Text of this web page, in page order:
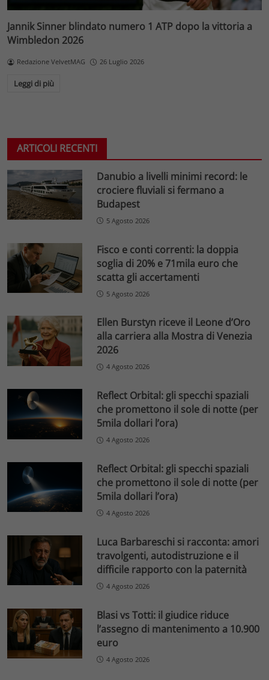
Jannik Sinner blindato numero 1 ATP dopo la vittoria a
Wimbledon 2026
Redazione VelvetMAG 26 Luglio 2026
Leggi di più
ARTICOLI RECENTI
Danubio a livelli minimi record: le
crociere fluviali si fermano a
Budapest
5 Agosto 2026
Fisco e conti correnti: la doppia
soglia di 20% e 71mila euro che
scatta gli accertamenti
5 Agosto 2026
Ellen Burstyn riceve il Leone d’Oro
alla carriera alla Mostra di Venezia
2026
4 Agosto 2026
Reflect Orbital: gli specchi spaziali
che promettono il sole di notte (per
5mila dollari l’ora)
4 Agosto 2026
Reflect Orbital: gli specchi spaziali
che promettono il sole di notte (per
5mila dollari l’ora)
4 Agosto 2026
Luca Barbareschi si racconta: amori
travolgenti, autodistruzione e il
difficile rapporto con la paternità
4 Agosto 2026
Blasi vs Totti: il giudice riduce
l’assegno di mantenimento a 10.900
euro
4 Agosto 2026